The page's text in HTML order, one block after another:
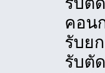
คอน
รับย
รับตั